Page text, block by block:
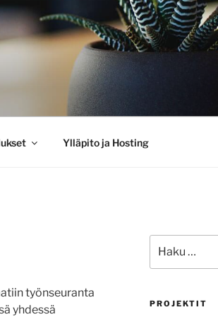
Ylläpito ja Hosting
työnseuranta
yhdessä
PROJEKTIT